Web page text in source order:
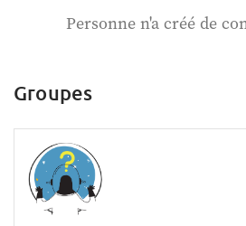
Personne n'a créé de
Groupes